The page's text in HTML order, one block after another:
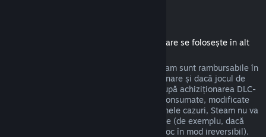
(Conținut disponibil în magazinul Steam care se folosește în alt
DLC-urile achiziționate din magazinul Steam sunt rambursabile în
termen de paisprezece zile de la achiziționare și dacă jocul de
bază a fost jucat mai puțin de două ore după achiziționarea DLC-
urilor, deci cât timp DLC-urile nu au fost consumate, modificate
sau transferate. Te rugăm să reții că, în unele cazuri, Steam nu va
putea oferi rambursări pentru DLC-uri terțe (de exemplu, dacă
DLC-urile cresc nivelul unui personaj din joc în mod ireversibil).